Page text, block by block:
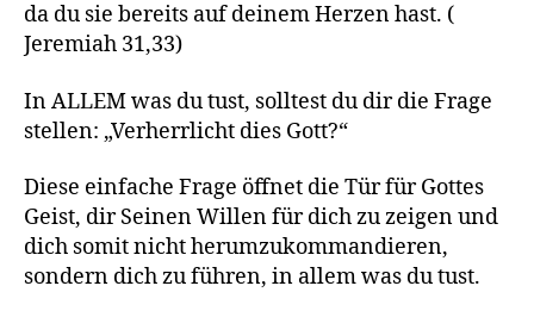
da du sie bereits auf deinem Herzen hast. (
Jeremiah 31,33)
In ALLEM was du tust, solltest du dir die Frage
stellen: „Verherrlicht dies Gott?“
Diese einfache Frage öffnet die Tür für Gottes
Geist, dir Seinen Willen für dich zu zeigen und
dich somit nicht herumzukommandieren,
sondern dich zu führen, in allem was du tust.